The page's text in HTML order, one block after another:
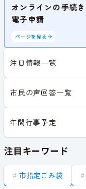
オンラインの手続き
電子申請
ページを見る
注目情報一覧
市民の声回答一覧
年間行事予定
注目キーワード
市指定ごみ袋